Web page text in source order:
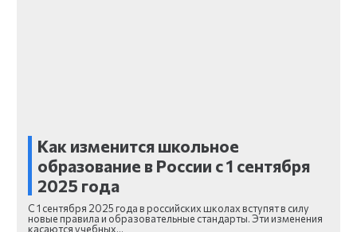
Как изменится школьное
образование в России с 1 сентября
2025 года
С 1 сентября 2025 года в российских школах вступят в силу
новые правила и образовательные стандарты. Эти изменения
касаются учебных…